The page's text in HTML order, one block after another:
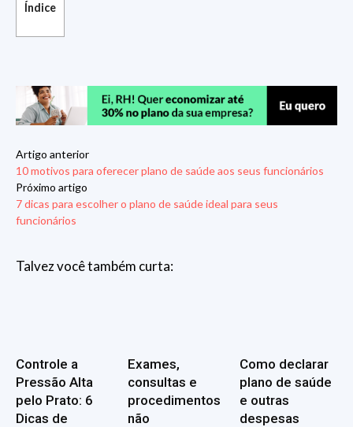
Índice
Artigo anterior
10 motivos para oferecer plano de saúde aos seus funcionários
Próximo artigo
7 dicas para escolher o plano de saúde ideal para seus
funcionários
Talvez você também curta:
Controle a
Pressão Alta
pelo Prato: 6
Dicas de
Exames,
consultas e
procedimentos
não
Como declarar
plano de saúde
e outras
despesas